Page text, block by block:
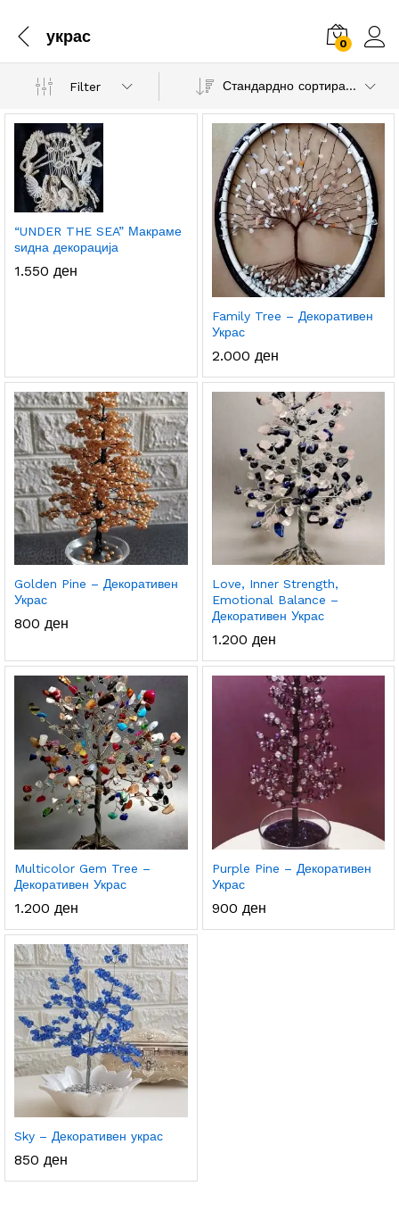
украс 0
Filter Стандардно сортирање
“UNDER THE SEA” Макраме
ѕидна декорација
1.550 ден
Family Tree – Декоративен
Украс
2.000 ден
Golden Pine – Декоративен
Украс
800 ден
Love, Inner Strength,
Emotional Balance –
Декоративен Украс
1.200 ден
Multicolor Gem Tree –
Декоративен Украс
1.200 ден
Purple Pine – Декоративен
Украс
900 ден
Sky – Декоративен украс
850 ден